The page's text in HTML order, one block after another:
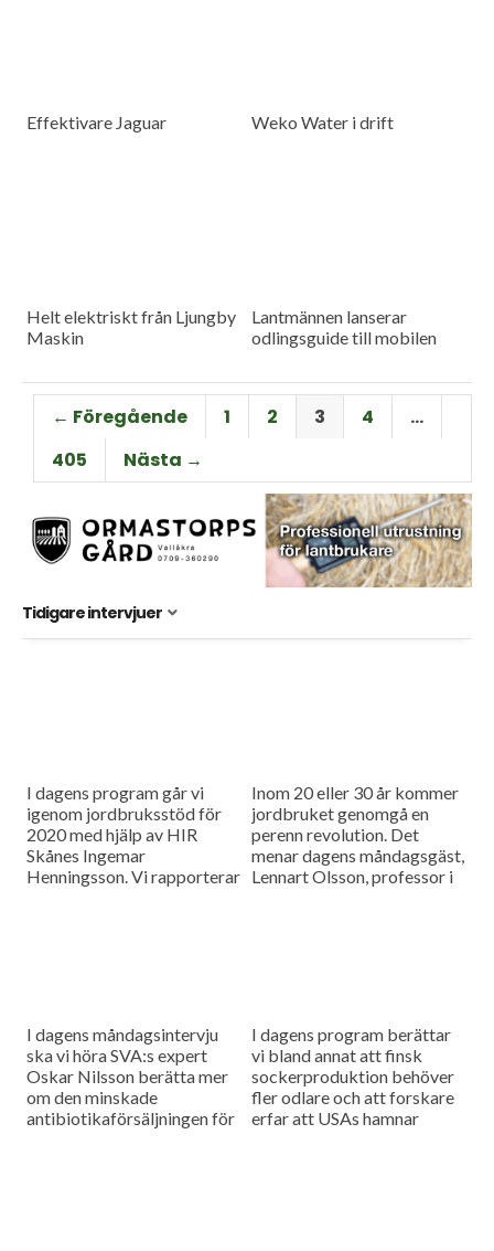
Effektivare Jaguar Weko Water i drift
Helt elektriskt från Ljungby
Maskin
Lantmännen lanserar
odlingsguide till mobilen
← Föregående 1 2 3 4
…
405
Nästa →
Tidigare intervjuer
I dagens program går vi
igenom jordbruksstöd för
2020 med hjälp av HIR
Skånes Ingemar
Henningsson. Vi rapporterar
Inom 20 eller 30 år kommer
jordbruket genomgå en
perenn revolution. Det
menar dagens måndagsgäst,
Lennart Olsson, professor i
I dagens måndagsintervju
ska vi höra SVA:s expert
Oskar Nilsson berätta mer
om den minskade
antibiotikaförsäljningen för
I dagens program berättar
vi bland annat att finsk
sockerproduktion behöver
fler odlare och att forskare
erfar att USAs hamnar